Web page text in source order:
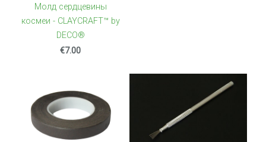
Молд сердцевины
космеи - CLAYCRAFT™ by
DECO®
€7.00